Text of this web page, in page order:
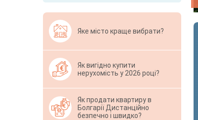
Яке місто краще вибрати?
Як вигідно купити
нерухомість у 2026 році?
Як продати квартиру в
Болгарії Дистанційно
безпечно і швидко?